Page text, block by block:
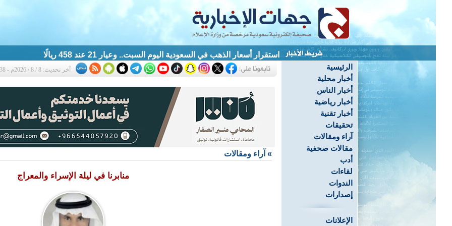
استقرار أسعار الذهب في السعودية اليوم السبت.. وعيار 21 عند 458 ريالًا
الرئيسية
أخبار محلية
أخبار الناس
أخبار رياضية
أخبار تقنية
تحقيقات
آراء ومقالات
مقالات صحفية
أدب
لقاءات
الندوات
إصدارات
الإعلانات
آخر تحديث: 8 / 8 / 2026م - 2:38 م
» آراء ومقالات
منابرنا في ليلة الإسراء والمعراج